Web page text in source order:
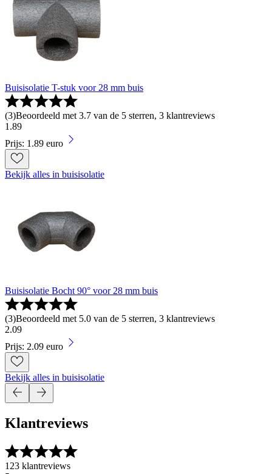
Buisisolatie T-stuk voor 28 mm buis
(3)Beoordeeld met 3.7 van de 5 sterren, 3 klantreviews
1 .89
Prijs: 1.89 euro
Bekijk alles in buisisolatie
Buisisolatie Bocht 90° voor 28 mm buis
(3)Beoordeeld met 5.0 van de 5 sterren, 3 klantreviews
2.09
Prijs: 2.09 euro
Bekijk alles in buisisolatie
Klantreviews
123 klantreviews